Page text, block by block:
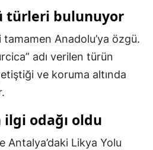
Kahramanmaraş
Mardin
Nevşehir
Niğde
türleri bulunuyor
tamamen Anadolu’ya özgü.
adı verilen türün
ve koruma altında
odağı oldu
Antalya’daki Likya Yolu